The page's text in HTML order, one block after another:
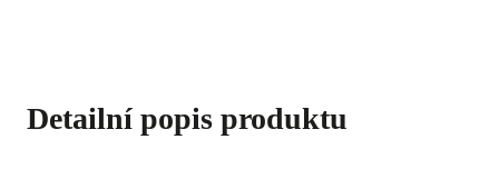
Detailní popis produktu